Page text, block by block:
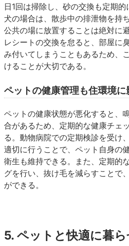
日1回は掃除し、砂の交換も定期的
犬の場合は、散歩中の排泄物を持
公共の場に放置することは絶対に
レシートの交換を怠ると、部屋に
み付いてしまうこともあるため、
けることが大切である。
ペットの健康管理も住環境に
ペットの健康状態が悪化すると、
合があるため、定期的な健康チェ
る。動物病院での定期検診を受け
適切に行うことで、ペット自身の
衛生も維持できる。また、定期的
グを行い、抜け毛を減らすことで
ができる。
5. ペットと快適に暮